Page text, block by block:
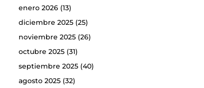
enero 2026(13)
diciembre 2025(25)
noviembre 2025(26)
octubre 2025(31)
septiembre 2025(40)
agosto 2025(32)